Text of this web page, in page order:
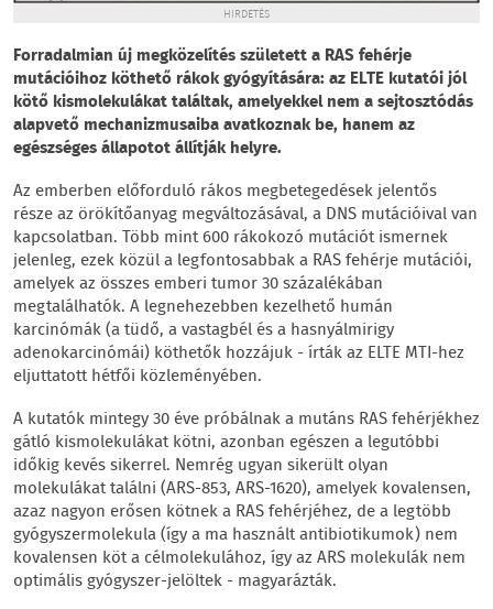
HIRDETÉS
Forradalmian új megközelítés született a RAS fehérje
mutációihoz köthető rákok gyógyítására: az ELTE kutatói jól
kötő kismolekulákat találtak, amelyekkel nem a sejtosztódás
alapvető mechanizmusaiba avatkoznak be, hanem az
egészséges állapotot állítják helyre.
Az emberben előforduló rákos megbetegedések jelentős
része az örökítőanyag megváltozásával, a DNS mutációival van
kapcsolatban. Több mint 600 rákokozó mutációt ismernek
jelenleg, ezek közül a legfontosabbak a RAS fehérje mutációi,
amelyek az összes emberi tumor 30 százalékában
megtalálhatók. A legnehezebben kezelhető humán
karcinómák (a tüdő, a vastagbél és a hasnyálmirigy
adenokarcinómái) köthetők hozzájuk - írták az ELTE MTI-hez
eljuttatott hétfői közleményében.
A kutatók mintegy 30 éve próbálnak a mutáns RAS fehérjékhez
gátló kismolekulákat kötni, azonban egészen a legutóbbi
időkig kevés sikerrel. Nemrég ugyan sikerült olyan
molekulákat találni (ARS-853, ARS-1620), amelyek kovalensen,
azaz nagyon erősen kötnek a RAS fehérjéhez, de a legtöbb
gyógyszermolekula (így a ma használt antibiotikumok) nem
kovalensen köt a célmolekulához, így az ARS molekulák nem
optimális gyógyszer-jelöltek - magyarázták.